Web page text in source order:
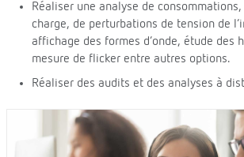
Réaliser une analyse de
charge, de perturbations de tension de
affichage des formes d’onde, étude des
mesure de flicker entre autres options.
Réaliser des audits et des analyses à